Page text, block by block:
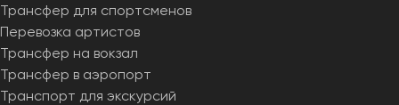
Трансфер для спортсменов
Перевозка артистов
Трансфер на вокзал
Трансфер в аэропорт
Транспорт для экскурсий